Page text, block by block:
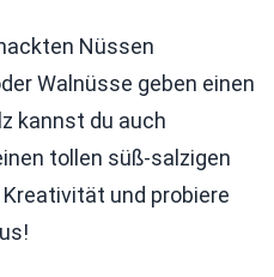
Nüssen
Walnüsse geben einen
kannst du auch
tollen süß-salzigen
und probiere